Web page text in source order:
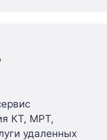
КТ, МРТ,
удаленных